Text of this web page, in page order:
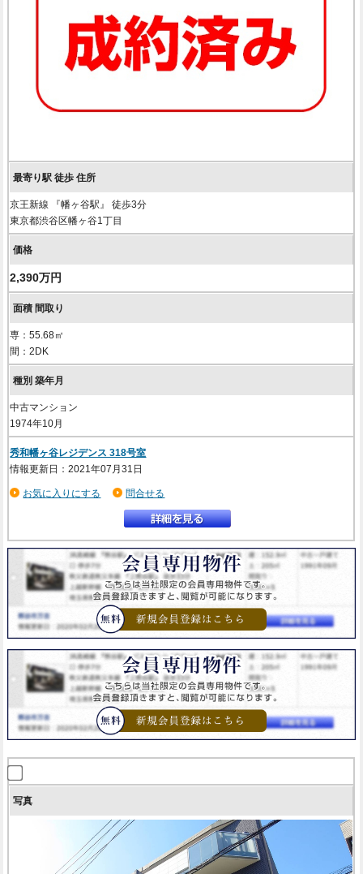
京王新線 『幡ヶ谷駅』 徒歩3分
東京都渋谷区幡ヶ谷1丁目
2,390万円
専：55.68㎡
間：2DK
中古マンション
1974年10月
秀和幡ヶ谷レジデンス 318号室
情報更新日：2021年07月31日
お気に入りにする 問合せる